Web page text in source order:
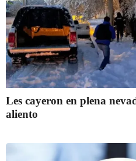
Les cayeron en plena
aliento